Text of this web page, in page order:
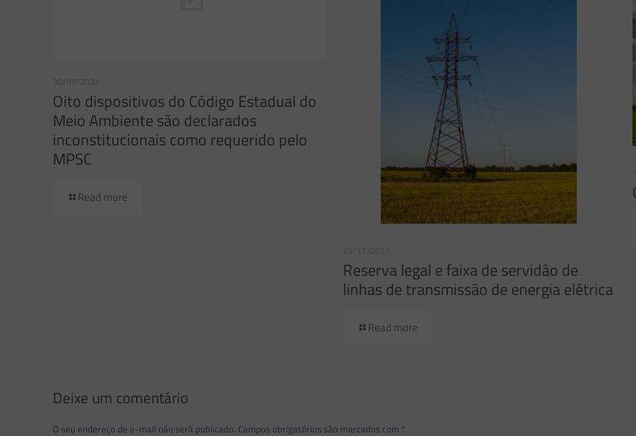
30/09/2024
Oito dispositivos do Código Estadual do
Meio Ambiente são declarados
inconstitucionais como requerido pelo
MPSC
Read more
29/11/2021
Reserva legal e faixa de servidão de
linhas de transmissão de energia elétrica
Read more
Deixe um comentário
O seu endereço de e-mail não será publicado. Campos obrigatórios são marcados com *